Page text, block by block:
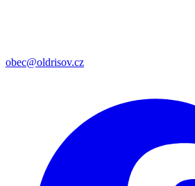
obec@oldrisov.cz